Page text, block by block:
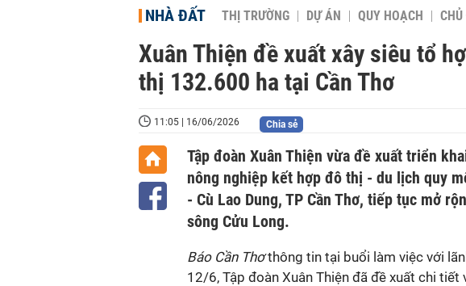
NHÀ ĐẤT THỊ TRƯỜNG DỰ ÁN QUY HOẠCH
Xuân Thiện đề xuất xây siêu tổ
thị 132.600 ha tại Cần Thơ
11:05 | 16/06/2026 Chia sẻ
Tập đoàn Xuân Thiện vừa đề xuất triển
nông nghiệp kết hợp đô thị - du lịch quy
- Cù Lao Dung, TP Cần Thơ, tiếp tục mở
sông Cửu Long.
Báo Cần Thơthông tin tại buổi làm việc với
12/6, Tập đoàn Xuân Thiện đã đề xuất chi